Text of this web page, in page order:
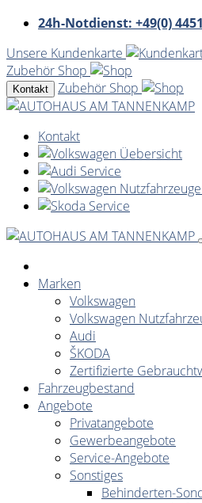
24h-Notdienst: +49(0)
Unsere Kundenkarte
Zubehör Shop
Kontakt Zubehör Shop
Kontakt
Marken
Volkswagen
Volkswagen
Audi
ŠKODA
Zertifizierte
Fahrzeugbestand
Angebote
Privatangebote
Gewerbeangebote
Service-Angebote
Sonstiges
Behinderten-